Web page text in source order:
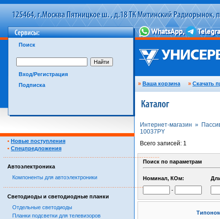
Поиск
Вход/Регистрация
Подписка
» Ваша корзина » Скачать
• Новые поступления
• Спецпредложения
……………………………………………………………………………
Автоэлектроника
Компоненты для автоэлектроники
……………………………………………………………………………
Светодиоды и светодиодные планки
Отдельные светодиоды
Планки подсветки для телевизоров
Интернет-магазин »
10037PY
Всего записей: 1
Поиск по параметрам
Номинал, КОм:
-